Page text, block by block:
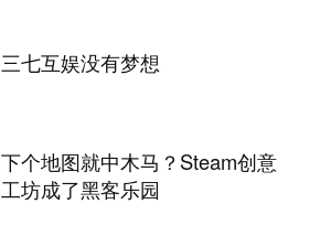
三七互娱没有梦想
下个地图就中木马？Steam创意
工坊成了黑客乐园